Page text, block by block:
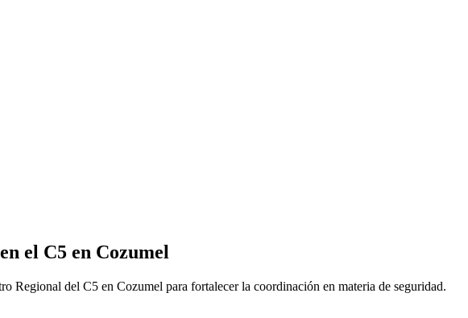
el C5 en Cozumel
Regional del C5 en Cozumel para fortalecer la coordinación en materia de seguridad.